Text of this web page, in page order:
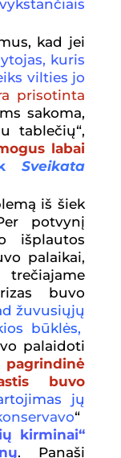
čiais
kad jei
kuris
vilties jo
prisotinta
sakoma,
tablečių“,
labai
Sveikata
iš šiek
potvynį
išplautos
palaikai,
buvo
žuvusiųjų
būklės,
palaidoti
buvo
jų
“
kirminai“
. Panaši